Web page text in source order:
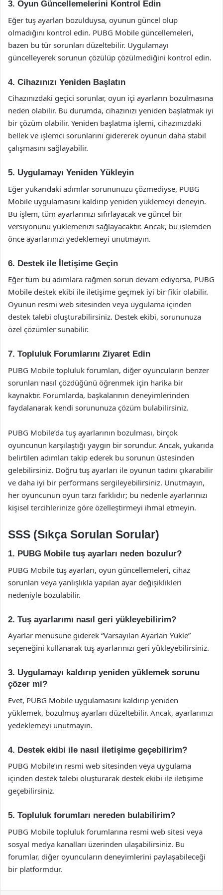
3. Oyun Güncellemelerini Kontrol Edin
Eğer tuş ayarları bozulduysa, oyunun güncel olup
olmadığını kontrol edin. PUBG Mobile güncellemeleri,
bazen bu tür sorunları düzeltebilir. Uygulamayı
güncelleyerek sorunun çözülüp çözülmediğini kontrol edin.
4. Cihazınızı Yeniden Başlatın
Cihazınızdaki geçici sorunlar, oyun içi ayarların bozulmasına
neden olabilir. Bu durumda, cihazınızı yeniden başlatmak iyi
bir çözüm olabilir. Yeniden başlatma işlemi, cihazınızdaki
bellek ve işlemci sorunlarını gidererek oyunun daha stabil
çalışmasını sağlayabilir.
5. Uygulamayı Yeniden Yükleyin
Eğer yukarıdaki adımlar sorununuzu çözmediyse, PUBG
Mobile uygulamasını kaldırıp yeniden yüklemeyi deneyin.
Bu işlem, tüm ayarlarınızı sıfırlayacak ve güncel bir
versiyonunu yüklemenizi sağlayacaktır. Ancak, bu işlemden
önce ayarlarınızı yedeklemeyi unutmayın.
6. Destek ile İletişime Geçin
Eğer tüm bu adımlara rağmen sorun devam ediyorsa, PUBG
Mobile destek ekibi ile iletişime geçmek iyi bir fikir olabilir.
Oyunun resmi web sitesinden veya uygulama içinden
destek talebi oluşturabilirsiniz. Destek ekibi, sorununuza
özel çözümler sunabilir.
7. Topluluk Forumlarını Ziyaret Edin
PUBG Mobile topluluk forumları, diğer oyuncuların benzer
sorunları nasıl çözdüğünü öğrenmek için harika bir
kaynaktır. Forumlarda, başkalarının deneyimlerinden
faydalanarak kendi sorununuza çözüm bulabilirsiniz.
PUBG Mobile’da tuş ayarlarının bozulması, birçok
oyuncunun karşılaştığı yaygın bir sorundur. Ancak, yukarıda
belirtilen adımları takip ederek bu sorunun üstesinden
gelebilirsiniz. Doğru tuş ayarları ile oyunun tadını çıkarabilir
ve daha iyi bir performans sergileyebilirsiniz. Unutmayın,
her oyuncunun oyun tarzı farklıdır; bu nedenle ayarlarınızı
kişisel tercihlerinize göre özelleştirmeyi ihmal etmeyin.
SSS (Sıkça Sorulan Sorular)
1. PUBG Mobile tuş ayarları neden bozulur?
PUBG Mobile tuş ayarları, oyun güncellemeleri, cihaz
sorunları veya yanlışlıkla yapılan ayar değişiklikleri
nedeniyle bozulabilir.
2. Tuş ayarlarımı nasıl geri yükleyebilirim?
Ayarlar menüsüne giderek “Varsayılan Ayarları Yükle”
seçeneğini kullanarak tuş ayarlarınızı geri yükleyebilirsiniz.
3. Uygulamayı kaldırıp yeniden yüklemek sorunu
çözer mi?
Evet, PUBG Mobile uygulamasını kaldırıp yeniden
yüklemek, bozulmuş ayarları düzeltebilir. Ancak, ayarlarınızı
yedeklemeyi unutmayın.
4. Destek ekibi ile nasıl iletişime geçebilirim?
PUBG Mobile’ın resmi web sitesinden veya uygulama
içinden destek talebi oluşturarak destek ekibi ile iletişime
geçebilirsiniz.
5. Topluluk forumları nereden bulabilirim?
PUBG Mobile topluluk forumlarına resmi web sitesi veya
sosyal medya kanalları üzerinden ulaşabilirsiniz. Bu
forumlar, diğer oyuncuların deneyimlerini paylaşabileceği
bir platformdur.